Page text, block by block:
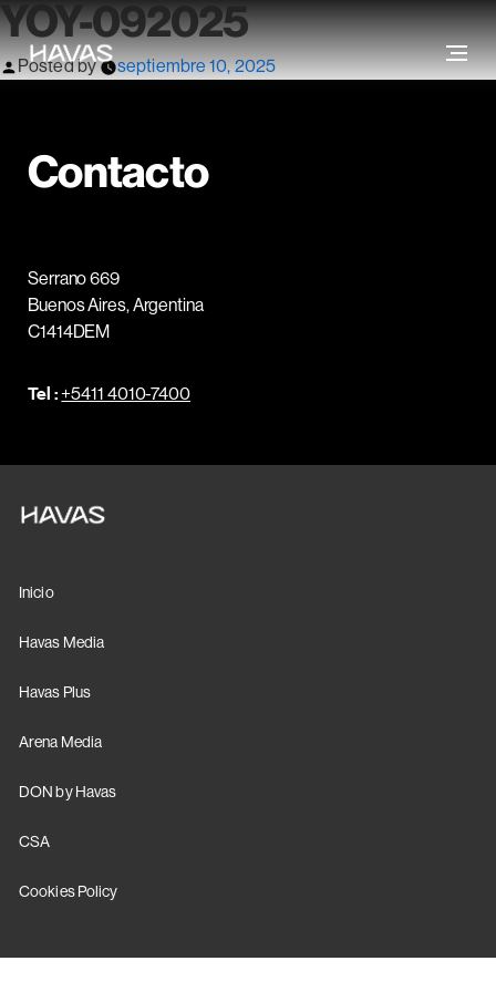
YOY-092025
Posted by septiembre 10, 2025
Contacto
Serrano 669
Buenos Aires, Argentina
C1414DEM
Tel :+5411 4010-7400
Inicio
Havas Media
Havas Plus
Arena Media
DON by Havas
CSA
Cookies Policy